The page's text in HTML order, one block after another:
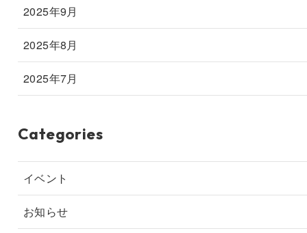
2025年9月
2025年8月
2025年7月
Categories
イベント
お知らせ